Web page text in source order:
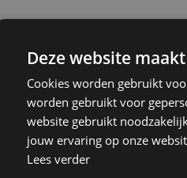
Deze website
Cookies worden gebruikt
worden gebruikt voor
website gebruikt
jouw ervaring op onze
Lees verder